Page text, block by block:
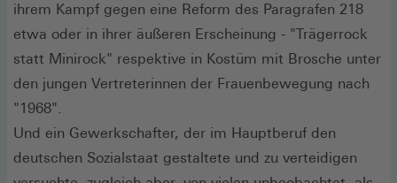
ihrem Kampf gegen eine Reform des Paragrafen 218
etwa oder in ihrer äußeren Erscheinung - "Trägerrock
statt Minirock" respektive in Kostüm mit Brosche unter
den jungen Vertreterinnen der Frauenbewegung nach
"1968".
Und ein Gewerkschafter, der im Hauptberuf den
deutschen Sozialstaat gestaltete und zu verteidigen